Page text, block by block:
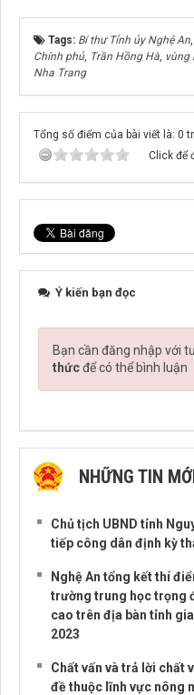
Tags: Bí thư Tỉnh ủy Nghệ An
Chính phủ, Trần Hồng Hà vùng
Nha Trang
Tổng số điểm của bài viết là: 0
Click để
Ý kiến bạn đọc
Bạn cần đăng nhập với
thứcđể có thể bình luận
NHỮNG TIN
Chủ tịch UBND tỉnh
tiếp công dân định kỳ
Nghệ An tổng kết thí
trường trung học trọng
cao trên địa bàn tỉnh
2023
Chất vấn và trả lời chất
đề thuộc lĩnh vực nông